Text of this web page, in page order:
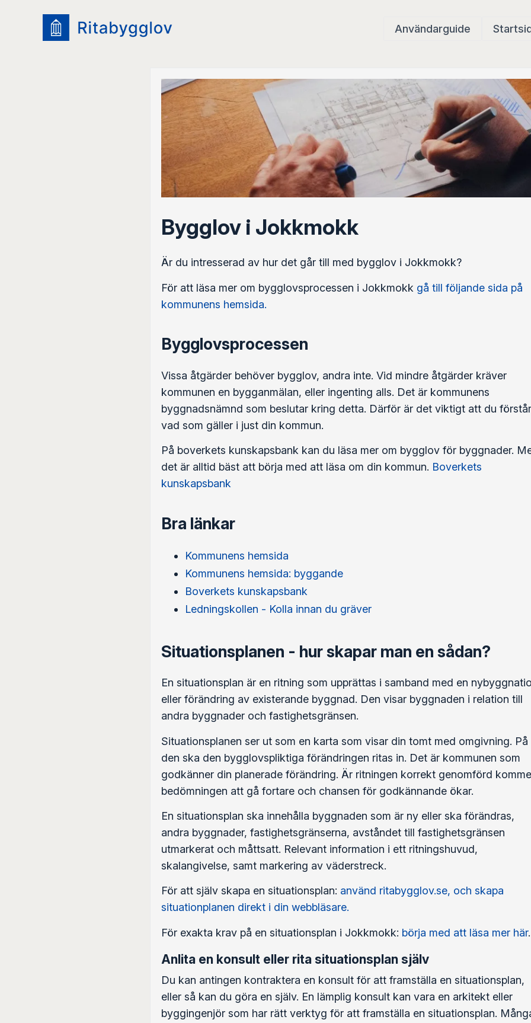
Användarguide
Bygglov i Jokkmokk
Är du intresserad av hur det går till med bygglov i Jokkmokk?
För att läsa mer om bygglovsprocessen i Jokkmokk gå till följande sida på
kommunens hemsida.
Bygglovsprocessen
Vissa åtgärder behöver bygglov, andra inte. Vid mindre åtgärder kräver
kommunen en bygganmälan, eller ingenting alls. Det är kommunens
byggnadsnämnd som beslutar kring detta. Därför är det viktigt att du förstår
vad som gäller i just din kommun.
På boverkets kunskapsbank kan du läsa mer om bygglov för byggnader.
det är alltid bäst att börja med att läsa om din kommun. Boverkets
kunskapsbank
Bra länkar
Kommunens hemsida
Kommunens hemsida: byggande
Boverkets kunskapsbank
Ledningskollen - Kolla innan du gräver
Situationsplanen - hur skapar man en sådan?
En situationsplan är en ritning som upprättas i samband med en
eller förändring av existerande byggnad. Den visar byggnaden i relation till
andra byggnader och fastighetsgränsen.
Situationsplanen ser ut som en karta som visar din tomt med omgivning. På
den ska den bygglovspliktiga förändringen ritas in. Det är kommunen som
godkänner din planerade förändring. Är ritningen korrekt genomförd
bedömningen att gå fortare och chansen för godkännande ökar.
En situationsplan ska innehålla byggnaden som är ny eller ska förändras,
andra byggnader, fastighetsgränserna, avståndet till fastighetsgränsen
utmarkerat och måttsatt. Relevant information i ett ritningshuvud,
skalangivelse, samt markering av väderstreck.
För att själv skapa en situationsplan: använd ritabygglov.se, och skapa
situationplanen direkt i din webbläsare.
För exakta krav på en situationsplan i Jokkmokk: börja med att läsa mer här.
Anlita en konsult eller rita situationsplan själv
Du kan antingen kontraktera en konsult för att framställa en situationsplan,
eller så kan du göra en själv. En lämplig konsult kan vara en arkitekt eller
byggingenjör som har rätt verktyg för att framställa en situationsplan.